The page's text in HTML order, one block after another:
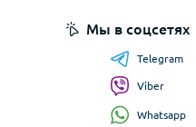
Мы в соцсетях
Telegram
Viber
Whatsapp